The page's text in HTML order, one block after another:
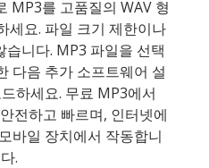
MP3를 고품질의 WAV 형
세요. 파일 크기 제한이나
니다. MP3 파일을 선택
다음 추가 소프트웨어 설
하세요. 무료 MP3에서
전하고 빠르며, 인터넷에
바일 장치에서 작동합니
다.